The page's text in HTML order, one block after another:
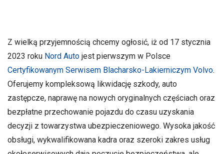
Z wielką przyjemnością chcemy ogłosić, iż od 17 stycznia
2023 roku Nord Auto jest pierwszym w Polsce
Certyfikowanym Serwisem Blacharsko-Lakierniczym Volvo.
Oferujemy kompleksową likwidację szkody, auto
zastępcze, naprawę na nowych oryginalnych częściach oraz
bezpłatne przechowanie pojazdu do czasu uzyskania
decyzji z towarzystwa ubezpieczeniowego. Wysoka jakość
obsługi, wykwalifikowana kadra oraz szeroki zakres usług